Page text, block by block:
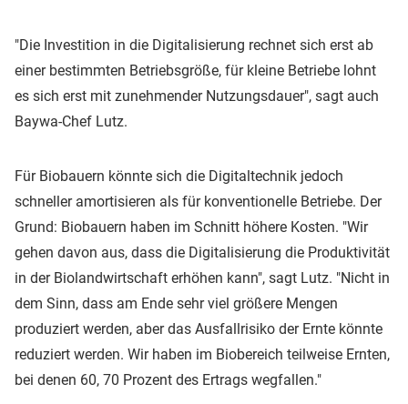
"Die Investition in die Digitalisierung rechnet sich erst ab
einer bestimmten Betriebsgröße, für kleine Betriebe lohnt
es sich erst mit zunehmender Nutzungsdauer", sagt auch
Baywa-Chef Lutz.
Für Biobauern könnte sich die Digitaltechnik jedoch
schneller amortisieren als für konventionelle Betriebe. Der
Grund: Biobauern haben im Schnitt höhere Kosten. "Wir
gehen davon aus, dass die Digitalisierung die Produktivität
in der Biolandwirtschaft erhöhen kann", sagt Lutz. "Nicht in
dem Sinn, dass am Ende sehr viel größere Mengen
produziert werden, aber das Ausfallrisiko der Ernte könnte
reduziert werden. Wir haben im Biobereich teilweise Ernten,
bei denen 60, 70 Prozent des Ertrags wegfallen."